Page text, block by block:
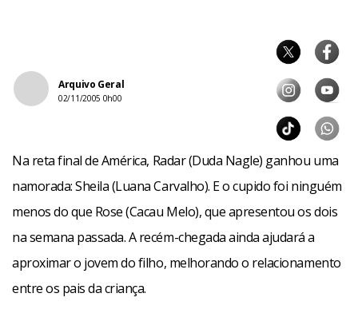
Arquivo Geral
02/11/2005 0h00
Na reta final de América, Radar (Duda Nagle) ganhou uma
namorada: Sheila (Luana Carvalho). E o cupido foi ninguém
menos do que Rose (Cacau Melo), que apresentou os dois
na semana passada. A recém-chegada ainda ajudará a
aproximar o jovem do filho, melhorando o relacionamento
entre os pais da criança.